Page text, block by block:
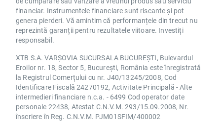
financiar. Instrumentele financiare sunt riscante și pot
genera pierderi. Vă amintim că performanțele din trecut nu
reprezintă garanții pentru rezultatele viitoare. Investiți
responsabil.
XTB S.A. VARȘOVIA SUCURSALA BUCUREȘTI, Bulevardul
Eroilor nr. 18, Sector 5, București, România este înregistrată
la Registrul Comerțului cu nr. J40/13245/2008, Cod
Identificare Fiscală 24270192, Activitate Principală - Alte
intermedieri financiare n.c.a. - 6499 Cod operator date
personale 22438, Atestat C.N.V.M. 293/15.09.2008, Nr.
înscriere în Reg. C.N.V.M. PJM01SFIM/400002